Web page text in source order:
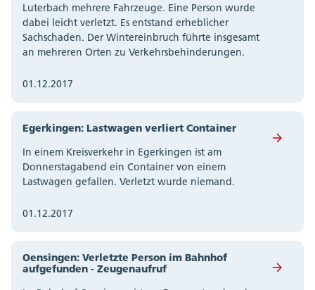
Luterbach mehrere Fahrzeuge. Eine Person wurde
dabei leicht verletzt. Es entstand erheblicher
Sachschaden. Der Wintereinbruch führte insgesamt
an mehreren Orten zu Verkehrsbehinderungen.
01.12.2017
Egerkingen: Lastwagen verliert Container
In einem Kreisverkehr in Egerkingen ist am
Donnerstagabend ein Container von einem
Lastwagen gefallen. Verletzt wurde niemand.
01.12.2017
Oensingen: Verletzte Person im Bahnhof
aufgefunden - Zeugenaufruf